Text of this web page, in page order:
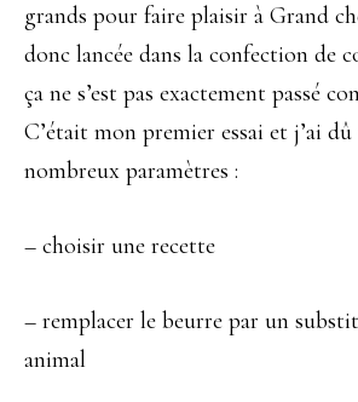
grands pour faire plaisir à Grand
donc lancée dans la confection de
ça ne s’est pas exactement passé
C’était mon premier essai et j’ai
nombreux paramètres :
– choisir une recette
– remplacer le beurre par un
animal